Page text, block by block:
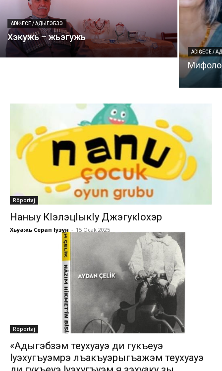
ADIĞECE / АДЫГЭБЗЭ
Хэкужь – жьэгужь
ADIĞECE /
Röportaj
Наныу КIэлэцIыкIу ДжэгукIохэр
Хьуажь Серап Iузун - 15 Ocak 2025
Röportaj
«Адыгэбзэм теухуауэ ди гукъеуэ
lуэхугъуэмрэ лъакъуэрыгъажэм теухуауэ